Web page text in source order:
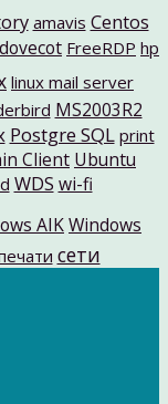
amavis Centos
dovecot FreeRDP hp
linux mail server
MS2003R2
Postgre SQL print
Client Ubuntu
WDS wi-fi
AIKWindows
сети